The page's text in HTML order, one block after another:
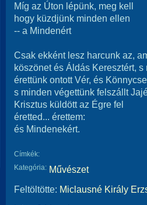
Míg az Úton lépünk, meg kell
hogy küzdjünk minden ellen
-- a Mindenért
Csak ekként lesz harcunk az,
köszönet és Áldás Keresztért, s
érettünk ontott Vér, és
s minden végettünk felszállt
Krisztus küldött az Égre fel
éretted... érettem:
és Mindenekért.
Címkék:
Kategória: Művészet
Feltöltötte: Miclausné Király